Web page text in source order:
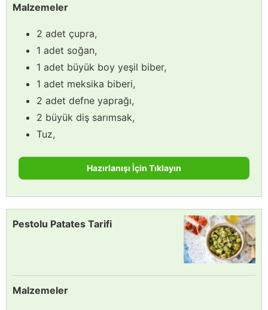
Malzemeler
2 adet çupra,
1 adet soğan,
1 adet büyük boy yeşil biber,
1 adet meksika biberi,
2 adet defne yaprağı,
2 büyük diş sarımsak,
Tuz,
Hazırlanışı İçin Tıklayın
Pestolu Patates Tarifi
Malzemeler